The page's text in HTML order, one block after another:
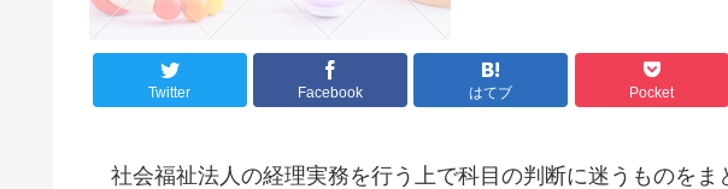
Twitter Facebook はてブ Pocket
社会福祉法人の経理実務を行う上で科目の判断に迷うものをま